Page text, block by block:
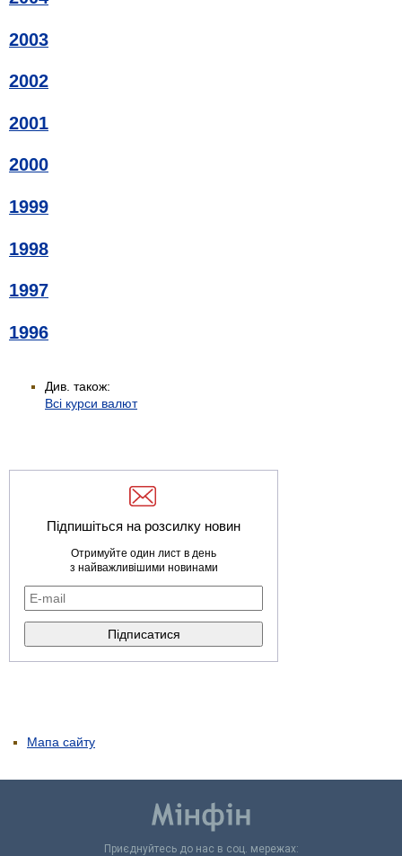
2003
2002
2001
2000
1999
1998
1997
1996
Див. також:
Всі курси валют
Підпишіться на розсилку новин
Отримуйте один лист в день
з найважливішими новинами
Мапа сайту
Приєднуйтесь до нас в соц. мережах: